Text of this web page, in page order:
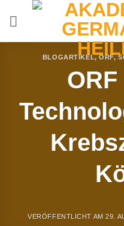
BLOGARTIKEL,ORF,
ORF
VERÖFFENTLICHT AM29.